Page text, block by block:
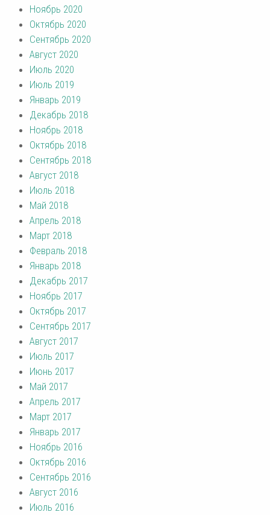
Ноябрь 2020
Октябрь 2020
Сентябрь 2020
Август 2020
Июль 2020
Июль 2019
Январь 2019
Декабрь 2018
Ноябрь 2018
Октябрь 2018
Сентябрь 2018
Август 2018
Июль 2018
Май 2018
Апрель 2018
Март 2018
Февраль 2018
Январь 2018
Декабрь 2017
Ноябрь 2017
Октябрь 2017
Сентябрь 2017
Август 2017
Июль 2017
Июнь 2017
Май 2017
Апрель 2017
Март 2017
Январь 2017
Ноябрь 2016
Октябрь 2016
Сентябрь 2016
Август 2016
Июль 2016